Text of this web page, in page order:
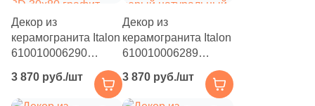
Декор из
керамогранита Italon
610010006290
Магма Графит /
Magma Graphite Brick
3 870 руб./шт
Декор из
керамогранита Italon
610010006289
Магма Фог / Magma
Fog Brick 3D 30x80
3 870 руб./шт